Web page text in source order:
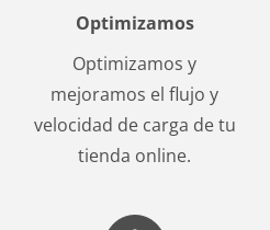
Optimizamos
Optimizamos y
mejoramos el flujo y
velocidad de carga de tu
tienda online.